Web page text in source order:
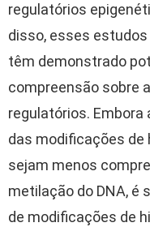
regulatórios
disso, esses
têm demonstrado
compreensão sobre
regulatórios. Embora
das modificações de
sejam menos
metilação do DNA, é
de modificações de